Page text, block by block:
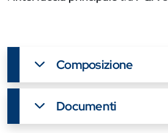
Composizione
Documenti